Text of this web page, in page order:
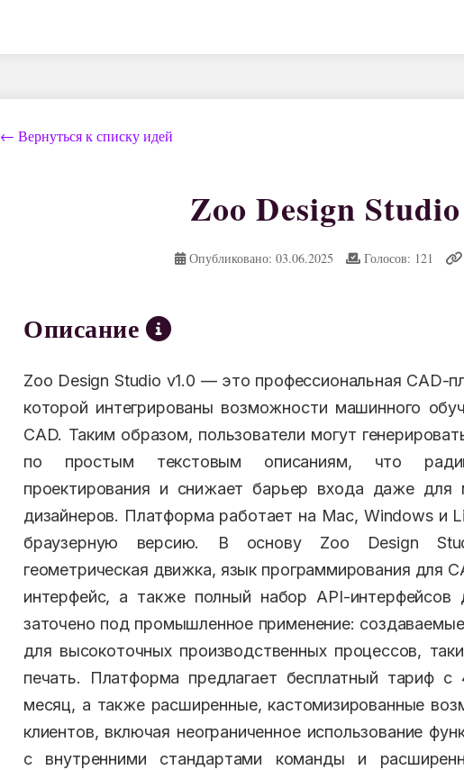
← Вернуться к списку идей
Zoo Design
Опубликовано: 03.06.2025 Голосов: 121
Описание
Zoo Design Studio v1.0 — это профессиональная CAD-
которой интегрированы возможности машинного
CAD. Таким образом, пользователи могут
по простым текстовым описаниям, что
проектирования и снижает барьер входа даже
дизайнеров. Платформа работает на Mac, Windows и
браузерную версию. В основу Zoo Design
геометрическая движка, язык программирования для
интерфейс, а также полный набор API-интерфейсов
заточено под промышленное применение:
для высокоточных производственных процессов,
печать. Платформа предлагает бесплатный тариф
месяц, а также расширенные, кастомизированные
клиентов, включая неограниченное использование
с внутренними стандартами команды и